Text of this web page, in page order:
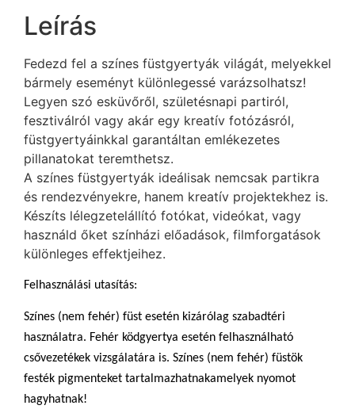
Leírás
Fedezd fel a színes füstgyertyák világát, melyekkel
bármely eseményt különlegessé varázsolhatsz!
Legyen szó esküvőről, születésnapi partiról,
fesztiválról vagy akár egy kreatív fotózásról,
füstgyertyáinkkal garantáltan emlékezetes
pillanatokat teremthetsz.
A színes füstgyertyák ideálisak nemcsak partikra
és rendezvényekre, hanem kreatív projektekhez is.
Készíts lélegzetelállító fotókat, videókat, vagy
használd őket színházi előadások, filmforgatások
különleges effektjeihez.
Felhasználási utasítás:
Színes (nem fehér) füst esetén kizárólag szabadtéri
használatra. Fehér ködgyertya esetén felhasználható
csővezetékek vizsgálatára is. Színes (nem fehér) füstök
festék pigmenteket tartalmazhatnakamelyek nyomot
hagyhatnak!